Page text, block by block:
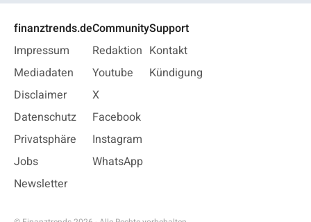
finanztrends.de
Impressum
Mediadaten
Disclaimer
Datenschutz
Privatsphäre
Jobs
Newsletter
Community
Redaktion
Youtube
X
Facebook
Instagram
WhatsApp
Support
Kontakt
Kündigung